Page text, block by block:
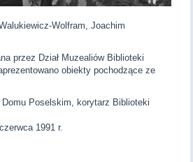
Wolfram, Joachim
przez Dział Muzealiów Biblioteki
obiekty pochodzące ze
Poselskim, korytarz Biblioteki
1991 r.